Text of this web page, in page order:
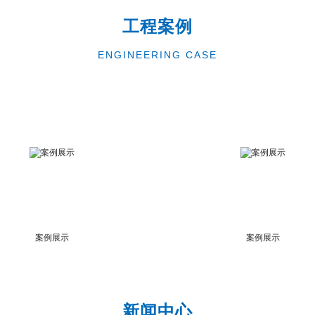
工程案例
ENGINEERING CASE
案例展示 案例展示
新闻中心